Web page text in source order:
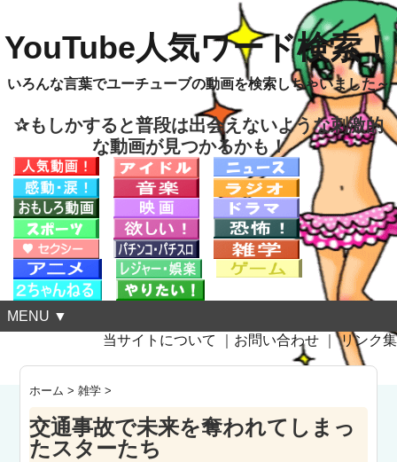
YouTube人気ワード検索！
いろんな言葉でユーチューブの動画を検索しちゃいました～
✰もしかすると普段は出会えないような刺激的
な動画が見つかるかも！
MENU ▼
当サイトについて
お問い合わせ ｜リンク集
ホーム >雑学 >
交通事故で未来を奪われてしまっ
たスターたち